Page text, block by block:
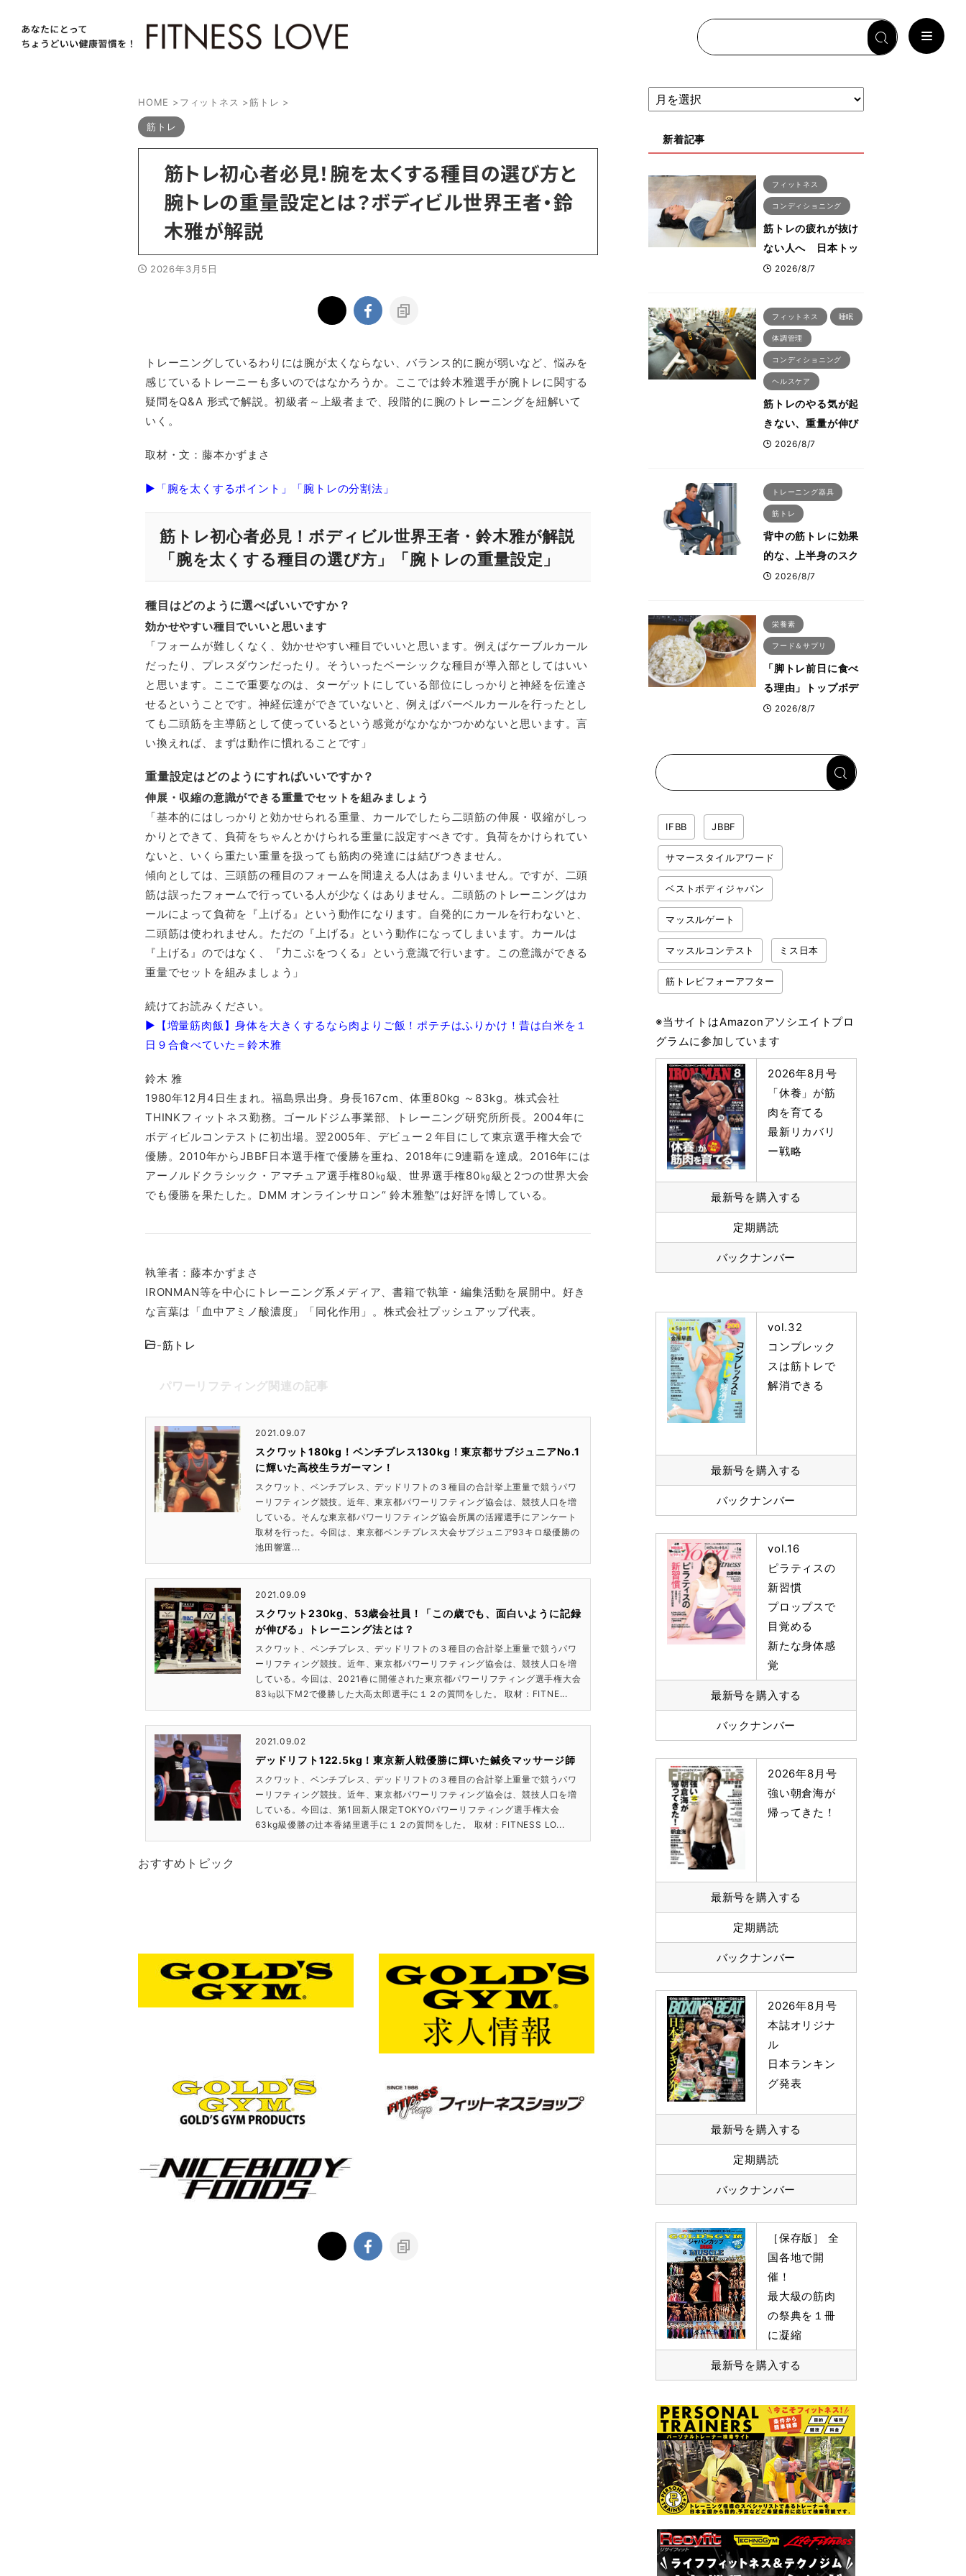
HOME >フィットネス >筋トレ >
筋トレ
筋トレ初心者必見！腕を太くする種目の選び方と
腕トレの重量設定とは？ボディビル世界王者・鈴
木雅が解説
2026年3月5日
トレーニングしているわりには腕が太くならない、バランス的に腕が弱いなど、悩みを
感じているトレーニーも多いのではなかろうか。ここでは鈴木雅選手が腕トレに関する
疑問をQ&A 形式で解説。初級者～上級者まで、段階的に腕のトレーニングを紐解いて
いく。
取材・文：藤本かずまさ
▶「腕を太くするポイント」「腕トレの分割法」
筋トレ初心者必見！ボディビル世界王者・鈴木雅が解説
「腕を太くする種目の選び方」「腕トレの重量設定」
種目はどのように選べばいいですか？
効かせやすい種目でいいと思います
「フォームが難しくなく、効かせやすい種目でいいと思います。例えばケーブルカール
だったり、プレスダウンだったり。そういったベーシックな種目が導入部としてはいい
と思います。ここで重要なのは、ターゲットにしている部位にしっかりと神経を伝達さ
せるということです。神経伝達ができていないと、例えばバーベルカールを行ったとし
ても二頭筋を主導筋として使っているという感覚がなかなかつかめないと思います。言
い換えれば、まずは動作に慣れることです」
重量設定はどのようにすればいいですか？
伸展・収縮の意識ができる重量でセットを組みましょう
「基本的にはしっかりと効かせられる重量、カールでしたら二頭筋の伸展・収縮がしっ
かりとできて、負荷をちゃんとかけられる重量に設定すべきです。負荷をかけられてい
ないと、いくら重たい重量を扱っても筋肉の発達には結びつきません。
傾向としては、三頭筋の種目のフォームを間違える人はあまりいません。ですが、二頭
筋は誤ったフォームで行っている人が少なくはありません。二頭筋のトレーニングはカ
ールによって負荷を『上げる』という動作になります。自発的にカールを行わないと、
二頭筋は使われません。ただの『上げる』という動作になってしまいます。カールは
『上げる』のではなく、『力こぶをつくる』という意識で行います。この意識ができる
重量でセットを組みましょう」
続けてお読みください。
▶【増量筋肉飯】身体を大きくするなら肉よりご飯！ポテチはふりかけ！昔は白米を１
日９合食べていた＝鈴木雅
鈴木 雅
1980年12月4日生まれ。福島県出身。身長167cm、体重80kg ～83kg。株式会社
THINKフィットネス勤務。ゴールドジム事業部、トレーニング研究所所長。2004年に
ボディビルコンテストに初出場。翌2005年、デビュー２年目にして東京選手権大会で
優勝。2010年からJBBF日本選手権で優勝を重ね、2018年に9連覇を達成。2016年には
アーノルドクラシック・アマチュア選手権80㎏級、世界選手権80㎏級と2つの世界大会
でも優勝を果たした。DMM オンラインサロン“ 鈴木雅塾”は好評を博している。
執筆者：藤本かずまさ
IRONMAN等を中心にトレーニング系メディア、書籍で執筆・編集活動を展開中。好き
な言葉は「血中アミノ酸濃度」「同化作用」。株式会社プッシュアップ代表。
-筋トレ
パワーリフティング関連の記事
2021.09.07
スクワット180kg！ベンチプレス130kg！東京都サブジュニアNo.1
に輝いた高校生ラガーマン！
スクワット、ベンチプレス、デッドリフトの３種目の合計挙上重量で競うパワ
ーリフティング競技。近年、東京都パワーリフティング協会は、競技人口を増
している。そんな東京都パワーリフティング協会所属の活躍選手にアンケート
取材を行った。今回は、東京都ベンチプレス大会サブジュニア93キロ級優勝の
池田響選...
2021.09.09
スクワット230kg、53歳会社員！「この歳でも、面白いように記録
が伸びる」トレーニング法とは？
スクワット、ベンチプレス、デッドリフトの３種目の合計挙上重量で競うパワ
ーリフティング競技。近年、東京都パワーリフティング協会は、競技人口を増
している。今回は、2021春に開催された東京都パワーリフティング選手権大会
83㎏以下M2で優勝した大高太郎選手に１２の質問をした。 取材：FITNE...
2021.09.02
デッドリフト122.5kg！東京新人戦優勝に輝いた鍼灸マッサージ師
スクワット、ベンチプレス、デッドリフトの３種目の合計挙上重量で競うパワ
ーリフティング競技。近年、東京都パワーリフティング協会は、競技人口を増
している。今回は、第1回新人限定TOKYOパワーリフティング選手権大会
63kg級優勝の辻本香緒里選手に１２の質問をした。 取材：FITNESS LO...
おすすめトピック
新着記事
フィットネス
コンディショニング
筋トレの疲れが抜け
ない人へ 日本トッ
プボディビルダー・
る「回復習慣」
2026/8/7
フィットネス 睡眠
体調管理
コンディショニング
ヘルスケア
筋トレのやる気が起
きない、重量が伸び
ない ボディビル世
える食事・睡眠・呼
吸の整え方
2026/8/7
トレーニング器具
筋トレ
背中の筋トレに効果
的な、上半身のスク
ワットとも言われた
ス・プルオーバーマ
シン”とは？
2026/8/7
栄養素
フード＆サプリ
「脚トレ前日に食べ
る理由」トップボデ
ィビルダーが愛用す
2026/8/7
IFBB JBBF
サマースタイルアワード
ベストボディジャパン
マッスルゲート
マッスルコンテスト ミス日本
筋トレビフォーアフター
※当サイトはAmazonアソシエイトプロ
グラムに参加しています
2026年8月号
「休養」が筋
肉を育てる
最新リカバリ
ー戦略
最新号を購入する
定期購読
バックナンバー
vol.32
コンプレック
スは筋トレで
解消できる
最新号を購入する
バックナンバー
vol.16
ピラティスの
新習慣
プロップスで
目覚める
新たな身体感
覚
最新号を購入する
バックナンバー
2026年8月号
強い朝倉海が
帰ってきた！
最新号を購入する
定期購読
バックナンバー
2026年8月号
本誌オリジナ
ル
日本ランキン
グ発表
最新号を購入する
定期購読
バックナンバー
［保存版］ 全
国各地で開
催！
最大級の筋肉
の祭典を１冊
に凝縮
最新号を購入する